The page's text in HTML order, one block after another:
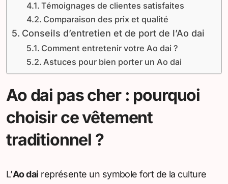
Témoignages de clientes satisfaites
Comparaison des prix et qualité
Conseils d’entretien et de port de l’Ao dai
Comment entretenir votre Ao dai ?
Astuces pour bien porter un Ao dai
Ao dai pas cher : pourquoi
choisir ce vêtement
traditionnel ?
L’Ao dai représente un symbole fort de la culture